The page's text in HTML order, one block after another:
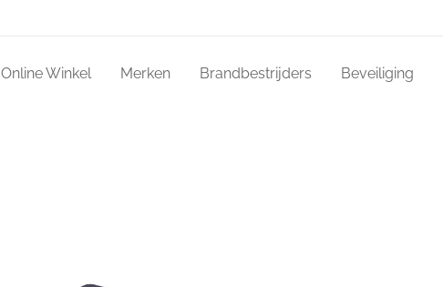
Online Winkel Merken Brandbestrijders Beveiliging